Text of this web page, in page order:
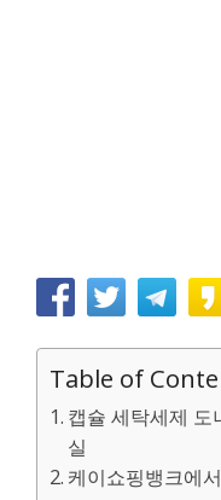
Table of
캡슐 세탁세제 도
실
케이쇼핑뱅크에